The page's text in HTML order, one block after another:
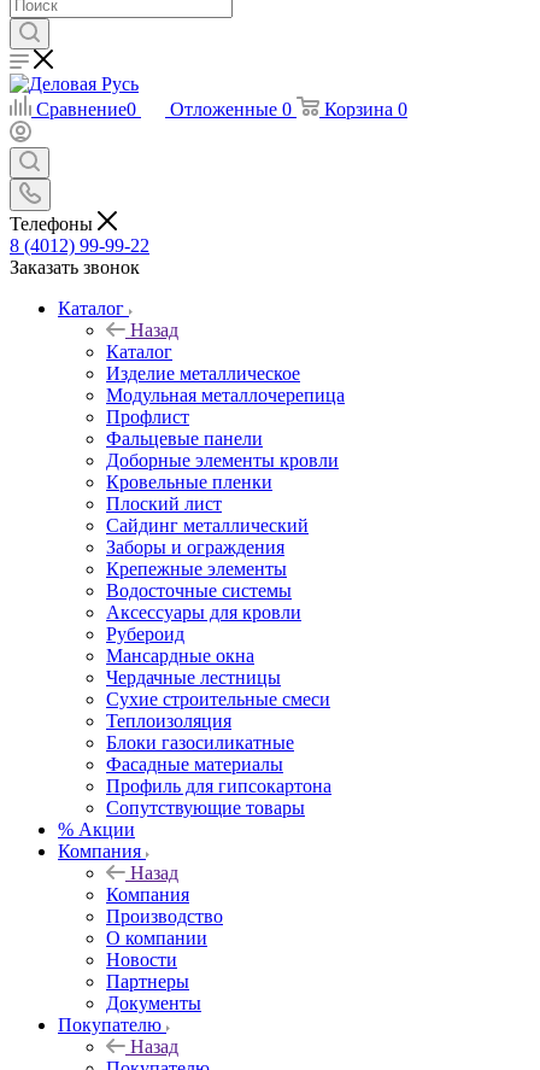
Сравнение0 Отложенные 0 Корзина 0
Телефоны
8 (4012) 99-99-22
Заказать звонок
Каталог
Назад
Каталог
Изделие металлическое
Модульная металлочерепица
Профлист
Фальцевые панели
Доборные элементы кровли
Кровельные пленки
Плоский лист
Сайдинг металлический
Заборы и ограждения
Крепежные элементы
Водосточные системы
Аксессуары для кровли
Рубероид
Мансардные окна
Чердачные лестницы
Сухие строительные смеси
Теплоизоляция
Блоки газосиликатные
Фасадные материалы
Профиль для гипсокартона
Сопутствующие товары
% Акции
Компания
Назад
Компания
Производство
О компании
Новости
Партнеры
Документы
Покупателю
Назад